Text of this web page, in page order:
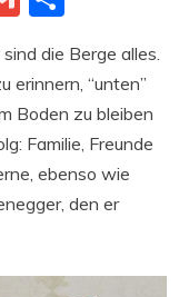
sind die Berge alles.
erinnern, “unten”
Boden zu bleiben
Familie, Freunde
ebenso wie
den er